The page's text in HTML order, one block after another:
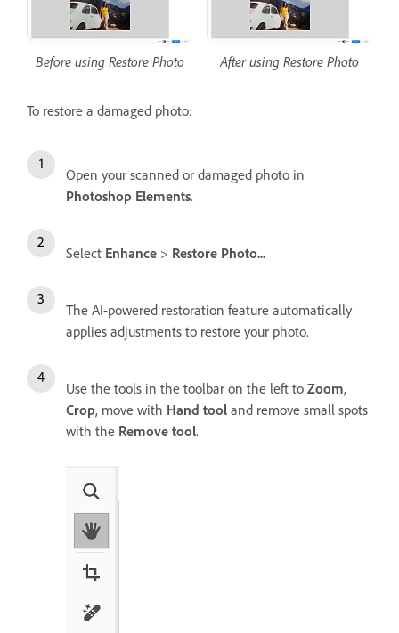
Before using Restore Photo After using Restore Photo
To restore a damaged photo:
Open your scanned or damaged photo in
Photoshop Elements.
Select Enhance > Restore Photo...
The AI-powered restoration feature automatically
applies adjustments to restore your photo.
Use the tools in the toolbar on the left to Zoom,
Crop, move with Hand tool and remove small spots
with the Remove tool.